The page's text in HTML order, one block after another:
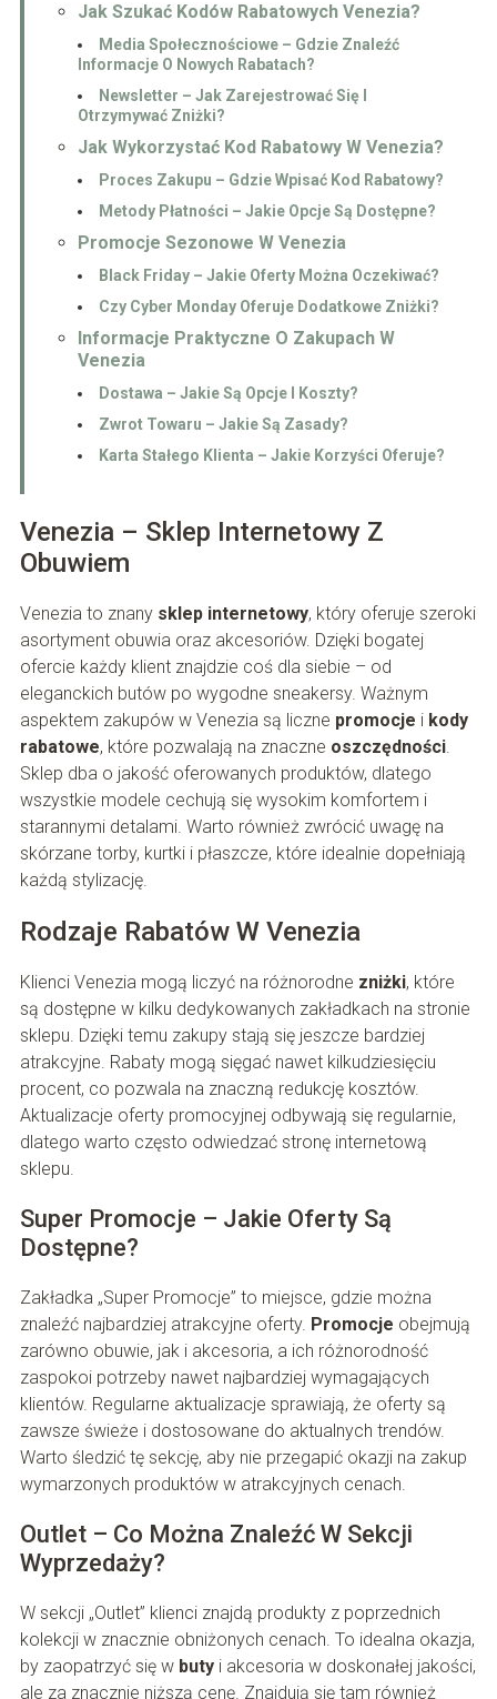
Jak Szukać Kodów Rabatowych Venezia?
Media Społecznościowe – Gdzie Znaleźć
Informacje O Nowych Rabatach?
Newsletter – Jak Zarejestrować Się I
Otrzymywać Zniżki?
Jak Wykorzystać Kod Rabatowy W Venezia?
Proces Zakupu – Gdzie Wpisać Kod Rabatowy?
Metody Płatności – Jakie Opcje Są Dostępne?
Promocje Sezonowe W Venezia
Black Friday – Jakie Oferty Można Oczekiwać?
Czy Cyber Monday Oferuje Dodatkowe Zniżki?
Informacje Praktyczne O Zakupach W
Venezia
Dostawa – Jakie Są Opcje I Koszty?
Zwrot Towaru – Jakie Są Zasady?
Karta Stałego Klienta – Jakie Korzyści Oferuje?
Venezia – Sklep Internetowy Z
Obuwiem
Venezia to znany sklep internetowy, który oferuje szeroki
asortyment obuwia oraz akcesoriów. Dzięki bogatej
ofercie każdy klient znajdzie coś dla siebie – od
eleganckich butów po wygodne sneakersy. Ważnym
aspektem zakupów w Venezia są liczne promocje i kody
rabatowe, które pozwalają na znaczne oszczędności.
Sklep dba o jakość oferowanych produktów, dlatego
wszystkie modele cechują się wysokim komfortem i
starannymi detalami. Warto również zwrócić uwagę na
skórzane torby, kurtki i płaszcze, które idealnie dopełniają
każdą stylizację.
Rodzaje Rabatów W Venezia
Klienci Venezia mogą liczyć na różnorodne zniżki, które
są dostępne w kilku dedykowanych zakładkach na stronie
sklepu. Dzięki temu zakupy stają się jeszcze bardziej
atrakcyjne. Rabaty mogą sięgać nawet kilkudziesięciu
procent, co pozwala na znaczną redukcję kosztów.
Aktualizacje oferty promocyjnej odbywają się regularnie,
dlatego warto często odwiedzać stronę internetową
sklepu.
Super Promocje – Jakie Oferty Są
Dostępne?
Zakładka „Super Promocje” to miejsce, gdzie można
znaleźć najbardziej atrakcyjne oferty. Promocje obejmują
zarówno obuwie, jak i akcesoria, a ich różnorodność
zaspokoi potrzeby nawet najbardziej wymagających
klientów. Regularne aktualizacje sprawiają, że oferty są
zawsze świeże i dostosowane do aktualnych trendów.
Warto śledzić tę sekcję, aby nie przegapić okazji na zakup
wymarzonych produktów w atrakcyjnych cenach.
Outlet – Co Można Znaleźć W Sekcji
Wyprzedaży?
W sekcji „Outlet” klienci znajdą produkty z poprzednich
kolekcji w znacznie obniżonych cenach. To idealna okazja,
by zaopatrzyć się w butyi akcesoria w doskonałej jakości,
ale za znacznie niższą cenę. Znajdują się tam również